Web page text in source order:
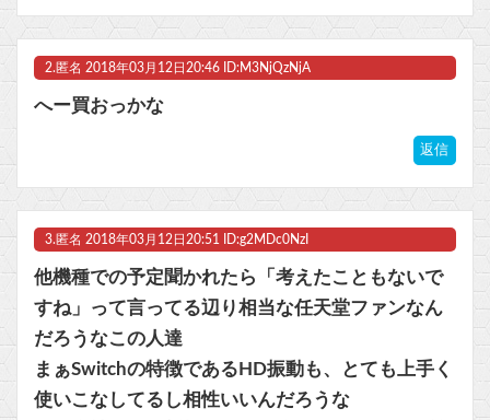
マスク 十兆円を失う‥投資家「アメリカ党？バカかコイツw」
Powered by livedoor 相互RSS
2. 匿名 2018年03月12日20:46 ID:M3NjQzNjA
へー買おっかな
返信
3. 匿名 2018年03月12日20:51 ID:g2MDc0NzI
他機種での予定聞かれたら「考えたこともないで
すね」って言ってる辺り相当な任天堂ファンなん
だろうなこの人達
まぁSwitchの特徴であるHD振動も、とても上手く
使いこなしてるし相性いいんだろうな